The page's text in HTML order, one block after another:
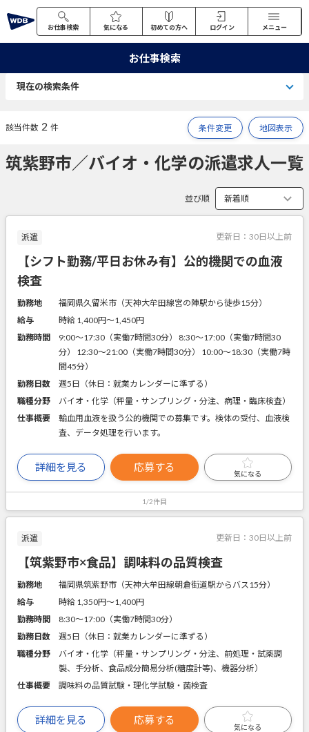
お仕事検索 気になる 初めての方へ ログイン メニュー
お仕事検索
現在の検索条件
該当件数 2 件 条件変更 地図表示
筑紫野市／バイオ・化学の派遣求人一覧
並び順
派遣 更新日： 30日以上前
【シフト勤務/平日お休み有】公的機関での血液
検査
勤務地
福岡県久留米市（天神大牟田線宮の陣駅から徒歩15分）
給与
時給 1,400円〜1,450円
勤務時間
9:00～17:30（実働7時間30分） 8:30～17:00（実働7時間30
分） 12:30～21:00（実働7時間30分） 10:00～18:30（実働7時
間45分）
勤務日数
週5日（休日：就業カレンダーに準ずる）
職種分野
バイオ・化学（秤量・サンプリング・分注、病理・臨床検査）
仕事概要
輸血用血液を扱う公的機関での募集です。検体の受付、血液検
査、データ処理を行います。
詳細を見る 応募する
気になる
1/2件目
派遣 更新日： 30日以上前
【筑紫野市×食品】調味料の品質検査
勤務地
福岡県筑紫野市（天神大牟田線朝倉街道駅からバス15分）
給与
時給 1,350円〜1,400円
勤務時間
8:30～17:00（実働7時間30分）
勤務日数
週5日（休日：就業カレンダーに準ずる）
職種分野
バイオ・化学（秤量・サンプリング・分注、前処理・試薬調
製、手分析、食品成分簡易分析(糖度計等)、機器分析）
仕事概要
調味料の品質試験・理化学試験・菌検査
詳細を見る 応募する
気になる